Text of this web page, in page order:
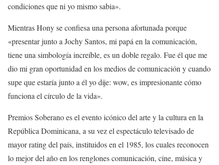
condiciones que ni yo mismo sabia».
Mientras Hony se confiesa una persona afortunada porque
«presentar junto a Jochy Santos, mi papá en la comunicación,
tiene una simbología increíble, es un doble regalo. Fue él que me
dio mi gran oportunidad en los medios de comunicación y cuando
supe que estaría junto a él yo dije: wow, es impresionante cómo
funciona el círculo de la vida».
Premios Soberano es el evento icónico del arte y la cultura en la
República Dominicana, a su vez el espectáculo televisado de
mayor rating del país, instituidos en el 1985, los cuales reconocen
lo mejor del año en los renglones comunicación, cine, música y